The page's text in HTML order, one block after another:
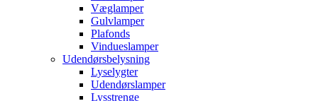
Væglamper
Gulvlamper
Plafonds
Vindueslamper
Udendørsbelysning
Lyselygter
Udendørslamper
Lysstrenge